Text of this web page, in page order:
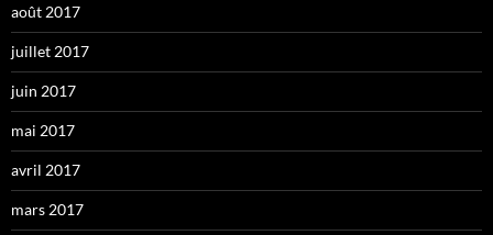
août 2017
juillet 2017
juin 2017
mai 2017
avril 2017
mars 2017